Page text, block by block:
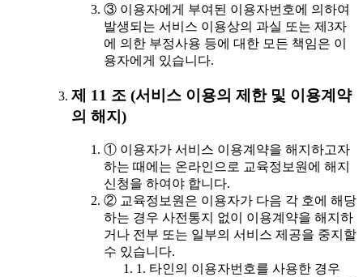
③ 이용자에게 부여된 이용자번호에 의하여
발생되는 서비스 이용상의 과실 또는 제3자
에 의한 부정사용 등에 대한 모든 책임은 이
용자에게 있습니다.
제 11 조 (서비스 이용의 제한 및 이용계약
의 해지)
① 이용자가 서비스 이용계약을 해지하고자
하는 때에는 온라인으로 교육정보원에 해지
신청을 하여야 합니다.
② 교육정보원은 이용자가 다음 각 호에 해당
하는 경우 사전통지 없이 이용계약을 해지하
거나 전부 또는 일부의 서비스 제공을 중지할
수 있습니다.
1. 타인의 이용자번호를 사용한 경우